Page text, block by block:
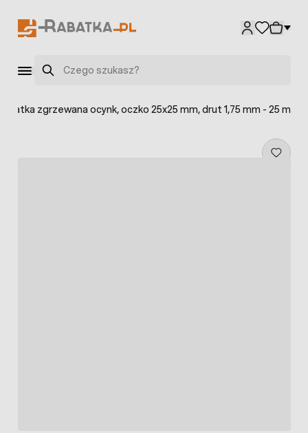
Szukaj
Siatka zgrzewana ocynk, oczko 25x25 mm, drut 1,75 mm - 25 m